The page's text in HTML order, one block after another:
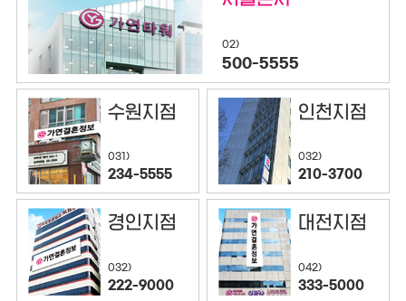
02)
500-5555
수원지점
031)
234-5555
인천지점
032)
210-3700
경인지점
032)
222-9000
대전지점
042)
333-5000